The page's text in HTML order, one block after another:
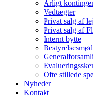
Årligt
Vedtægter
Privat salg af
Privat salg af
Internt bytte
Ofte stillede
Nyheder
Kontakt